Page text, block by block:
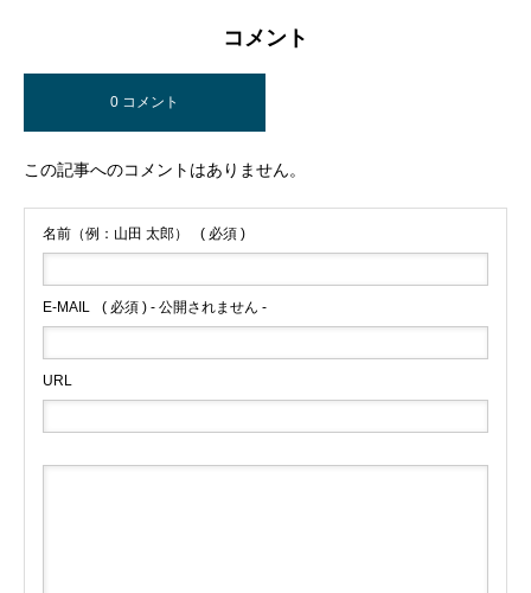
コメント
0 コメント
この記事へのコメントはありません。
名前（例：山田 太郎） ( 必須 )
E-MAIL ( 必須 ) - 公開されません -
URL